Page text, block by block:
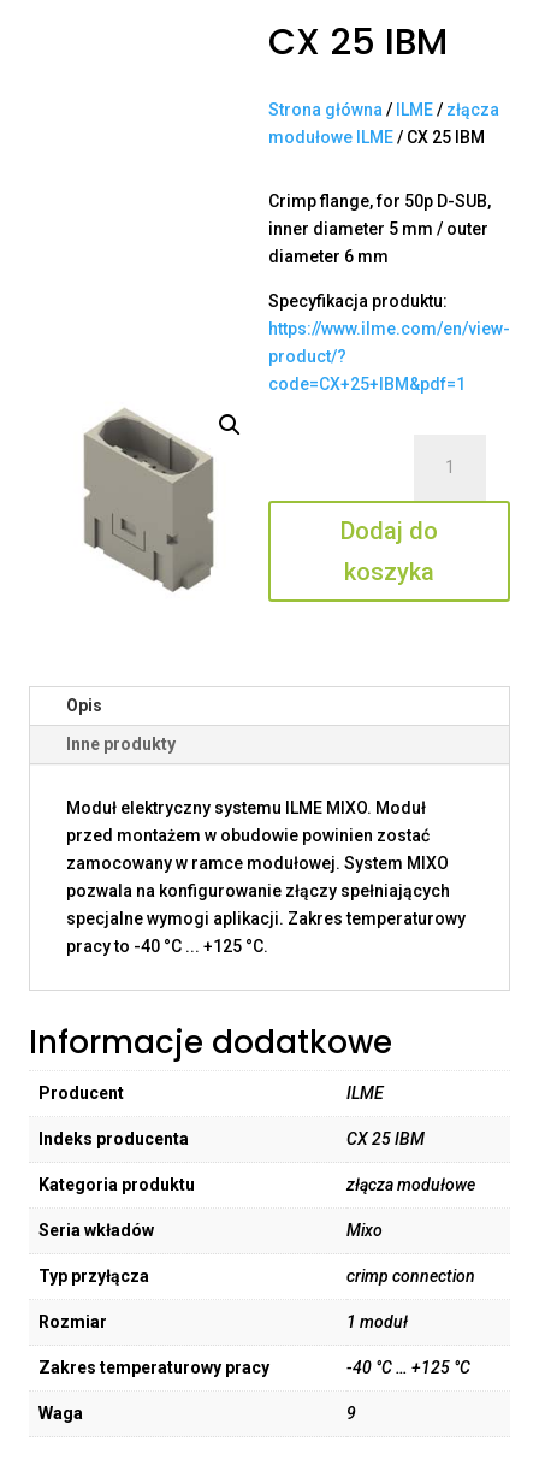
CX 25 IBM
Strona główna / ILME/ złącza
modułowe ILME/ CX 25 IBM
Crimp flange, for 50p D-SUB,
inner diameter 5 mm / outer
diameter 6 mm
Specyfikacja produktu:
https://www.ilme.com/en/view-
product/?
code=CX+25+IBM&pdf=1
25
IBM
Dodaj do
koszyka
Opis
Inne produkty
Moduł elektryczny systemu ILME MIXO. Moduł
przed montażem w obudowie powinien zostać
zamocowany w ramce modułowej. System MIXO
pozwala na konfigurowanie złączy spełniających
specjalne wymogi aplikacji. Zakres temperaturowy
pracy to -40 °C ... +125 °C.
Informacje dodatkowe
Producent ILME
Indeks producenta CX 25 IBM
Kategoria produktu złącza modułowe
Seria wkładów Mixo
Typ przyłącza crimp connection
Rozmiar 1 moduł
Zakres temperaturowy pracy -40 °C … +125 °C
Waga 9